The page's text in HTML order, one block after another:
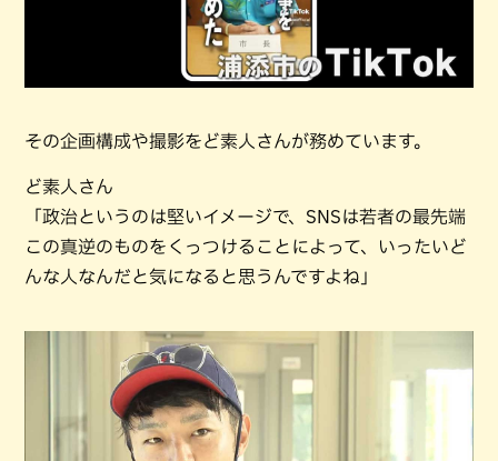
その企画構成や撮影をど素人さんが務めています。
ど素人さん
「政治というのは堅いイメージで、SNSは若者の最先端
この真逆のものをくっつけることによって、いったいど
んな人なんだと気になると思うんですよね」